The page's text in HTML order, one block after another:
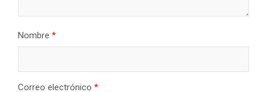
Nombre *
Correo electrónico *